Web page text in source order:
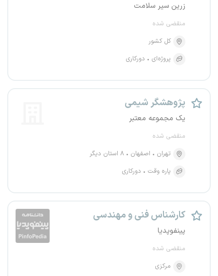
زرین سیر سلامت
منقضی شده
کل کشور
پروژه‌ای
دورکاری
پژوهشگر شیمی
یک مجموعه معتبر
منقضی شده
تهران
اصفهان
۸ استان دیگر
پاره وقت
دورکاری
کارشناس فنی و مهندسی
پینفوپدیا
منقضی شده
مرکزی